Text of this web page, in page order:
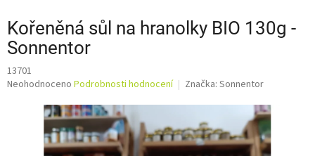
Kořeněná sůl na hranolky BIO 130g -
Sonnentor
13701
Průměrné
produktu
Neohodnoceno Podrobnosti hodnocení Značka: Sonnentor